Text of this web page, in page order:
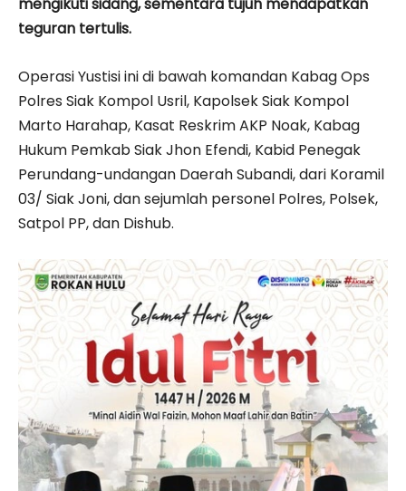
mengikuti sidang, sementara tujuh mendapatkan
teguran tertulis.
Operasi Yustisi ini di ba­wah komandan Kabag Ops
Polres Siak Kompol Usril, Kapolsek Siak Kompol
Marto Harahap, Kasat Reskrim AKP Noak, Kabag
Hukum Pemkab Siak Jhon Efendi, Kabid Penegak
Perundang-undangan Daerah Subandi, dari Koramil
03/ Siak Joni, dan sejumlah personel Polres, Polsek,
Satpol PP, dan Dishub.